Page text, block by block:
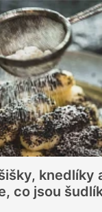
knedlíky
co jsou